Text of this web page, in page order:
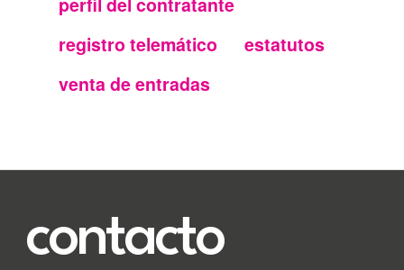
secundario
FMC
registro telemático
estatutos
venta de entradas
contacto